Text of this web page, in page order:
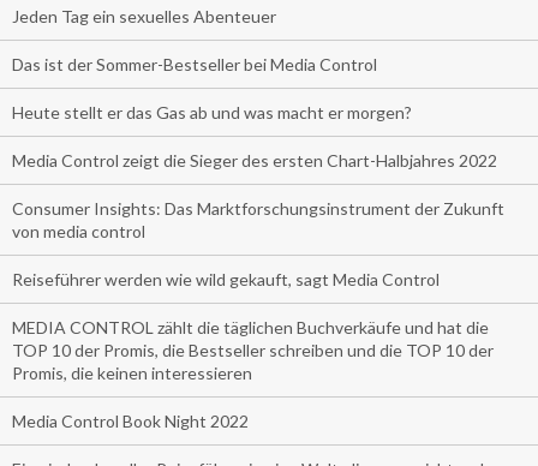
Jeden Tag ein sexuelles Abenteuer
Das ist der Sommer-Bestseller bei Media Control
Heute stellt er das Gas ab und was macht er morgen?
Media Control zeigt die Sieger des ersten Chart-Halbjahres 2022
Consumer Insights: Das Marktforschungsinstrument der Zukunft
von media control
Reiseführer werden wie wild gekauft, sagt Media Control
MEDIA CONTROL zählt die täglichen Buchverkäufe und hat die
TOP 10 der Promis, die Bestseller schreiben und die TOP 10 der
Promis, die keinen interessieren
Media Control Book Night 2022